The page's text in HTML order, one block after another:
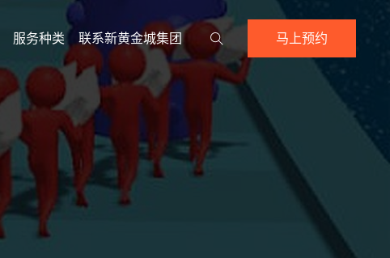
服务种类 联系新黄金城集团 马上预约